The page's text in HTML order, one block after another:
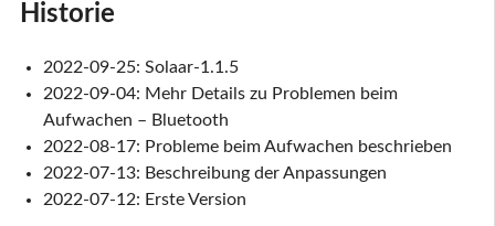
Historie
2022-09-25: Solaar-1.1.5
2022-09-04: Mehr Details zu Problemen beim
Aufwachen – Bluetooth
2022-08-17: Probleme beim Aufwachen beschrieben
2022-07-13: Beschreibung der Anpassungen
2022-07-12: Erste Version